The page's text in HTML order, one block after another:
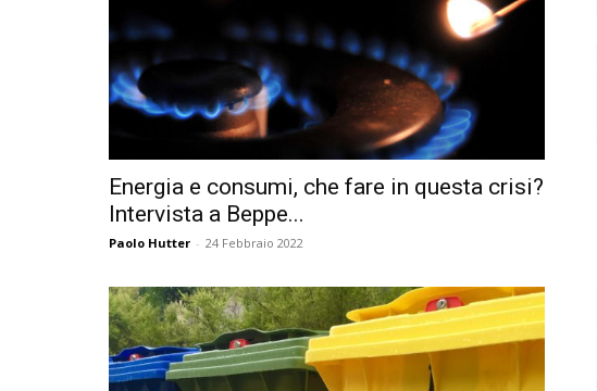
Energia e consumi, che fare in questa crisi?
Intervista a Beppe...
Paolo Hutter - 24 Febbraio 2022